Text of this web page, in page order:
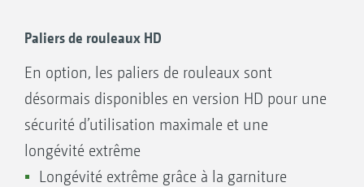
Paliers de rouleaux HD
En option, les paliers de rouleaux sont
désormais disponibles en version HD pour une
sécurité d’utilisation maximale et une
longévité extrême
Longévité extrême grâce à la garniture